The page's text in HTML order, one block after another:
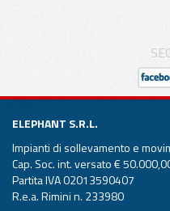
ELEPHANT S.R.L.
Impianti di sollevamento e
Cap. Soc. int. versato €
Partita IVA 02013590407
R.e.a. Rimini n. 233980